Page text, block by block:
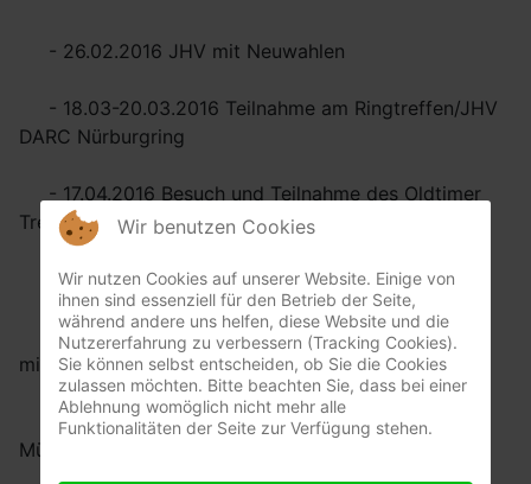
- 26.02.2016 JHV mit Neuwahlen
- 18.03-20.03.2016 Teilnahme am Ringtreffen/JHV
DARC Nürburgring
- 17.04.2016 Besuch und Teilnahme des Oldtimer
Treffen Münchner Theresienwiese
- 13.05-15.05.2016 Pässefahrt Südtirol Latemar
- 03.06-05.06.2016 Messe Klassikwelt Bodensee
mit eigenem Stand
- 23.07.2016 Teilnahme an der Urban Challenge
München für einen guten Zweck
Wir benutzen Cookies
Wir nutzen Cookies auf unserer Website. Einige von
ihnen sind essenziell für den Betrieb der Seite,
während andere uns helfen, diese Website und die
Nutzererfahrung zu verbessern (Tracking Cookies).
Sie können selbst entscheiden, ob Sie die Cookies
zulassen möchten. Bitte beachten Sie, dass bei einer
Ablehnung womöglich nicht mehr alle
Funktionalitäten der Seite zur Verfügung stehen.